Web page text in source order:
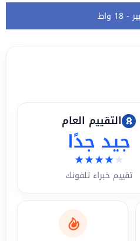
التقييم العام
جيد جدًا
★★★★★
تقييم خبراء تلفونك